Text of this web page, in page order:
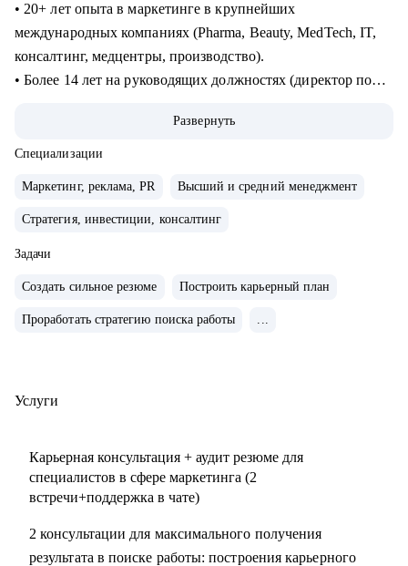
• 20+ лет опыта в маркетинге в крупнейших
международных компаниях (Pharma, Beauty, MedTech, IT,
консалтинг, медцентры, производство).
• Более 14 лет на руководящих должностях (директор по
• Обширная экспертиза в стратегическом планировании,
консалтинге, запуске новых продуктов и направлений,
рынки, в том числе международные. Опыт привлечения
инвестиций.
• 15+ опыт найма, сформировала 5 команд с нуля. Сильная
систем и процессов.
• Провела более 150 собеседований, более 120 менторских
странах MENA.
С чем помогу:
• Подготовиться к карьерному переходу в сферу
маркетинга, и в сфере маркетинга из одной отрасли в
другую
Развернуть
Специализации
Маркетинг, реклама, PR Высший и средний менеджмент
Стратегия, инвестиции, консалтинг
Задачи
Создать сильное резюме Построить карьерный план
Проработать стратегию поиска работы ...
Услуги
Карьерная консультация + аудит резюме для
специалистов в сфере маркетинга (2
встречи+поддержка в чате)
2 консультации для максимального получения
результата в поиске работы: построения карьерного